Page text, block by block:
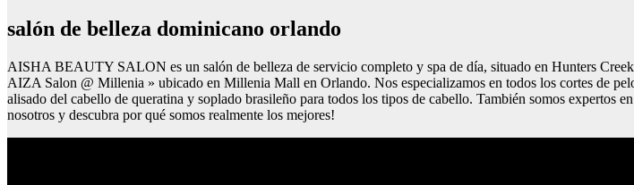
salón de belleza dominicano orlando
AISHA BEAUTY SALON es un salón de belleza de servicio completo y spa de día, situado en Hunters
AIZA Salon @ Millenia » ubicado en Millenia Mall en Orlando. Nos especializamos en todos los cortes de
alisado del cabello de queratina y soplado brasileño para todos los tipos de cabello. También somos expertos
nosotros y descubra por qué somos realmente los mejores!